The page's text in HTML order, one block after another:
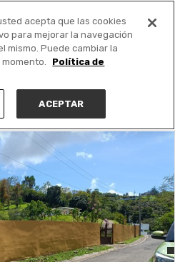
PUBLICA GRATIS +
acepta que las cookies
para mejorar la navegación
mismo. Puede cambiar la
Política de
ACEPTAR